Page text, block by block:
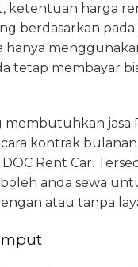
ketentuan harga
berdasarkan
hanya
tetap membayar
membutuhkan jasa
kontrak
Rent Car.
anda sewa
atau tanpa